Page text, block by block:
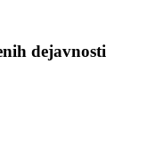
dejavnosti